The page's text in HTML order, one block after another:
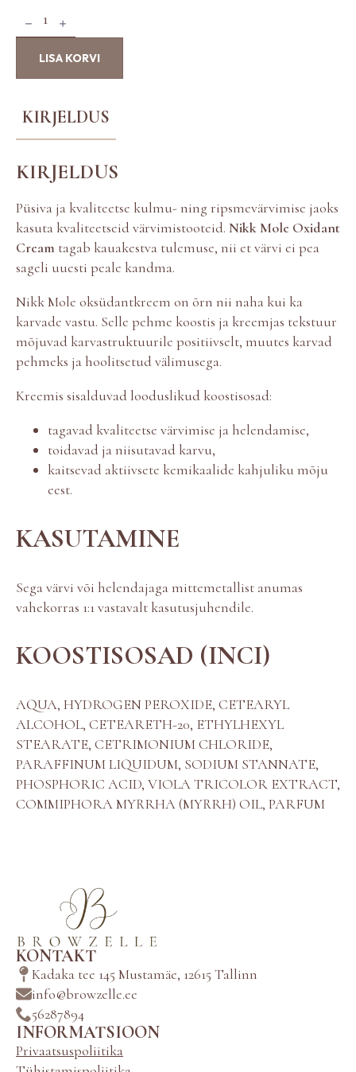
i
M
v
s
n
i
k
3
%
o
g
s
LISA KORVI
KIRJELDUS
KIRJELDUS
Püsiva ja kvaliteetse kulmu- ning ripsmevärvimise jaoks
kasuta kvaliteetseid värvimistooteid. Nikk Mole Oxidant
Cream tagab kauakestva tulemuse, nii et värvi ei pea
sageli uuesti peale kandma.
Nikk Mole oksüdantkreem on õrn nii naha kui ka
karvade vastu. Selle pehme koostis ja kreemjas tekstuur
mõjuvad karvastruktuurile positiivselt, muutes karvad
pehmeks ja hoolitsetud välimusega.
Kreemis sisalduvad looduslikud koostisosad:
tagavad kvaliteetse värvimise ja helendamise,
toidavad ja niisutavad karvu,
kaitsevad aktiivsete kemikaalide kahjuliku mõju
eest.
KASUTAMINE
Sega värvi või helendajaga mittemetallist anumas
vahekorras 1:1 vastavalt kasutusjuhendile.
KOOSTISOSAD (INCI)
AQUA, HYDROGEN PEROXIDE, CETEARYL
ALCOHOL, CETEARETH-20, ETHYLHEXYL
STEARATE, CETRIMONIUM CHLORIDE,
PARAFFINUM LIQUIDUM, SODIUM STANNATE,
PHOSPHORIC ACID, VIOLA TRICOLOR EXTRACT,
COMMIPHORA MYRRHA (MYRRH) OIL, PARFUM
KONTAKT
Kadaka tee 145 Mustamäe, 12615 Tallinn
info@browzelle.ee
56287894
INFORMATSIOON
Privaatsuspoliitika